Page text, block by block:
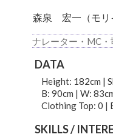
森泉 宏一（モリ
ナレーター・MC・
DATA
Height: 182cm |
B: 90cm | W:
Clothing Top: 0 |
SKILLS /